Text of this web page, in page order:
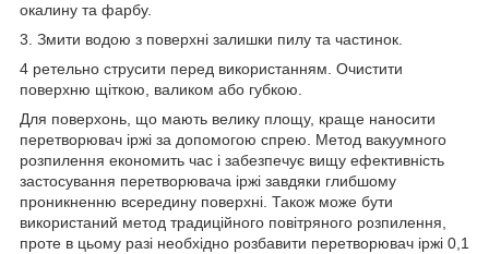
окалину та фарбу.
3. Змити водою з поверхні залишки пилу та частинок.
4 ретельно струсити перед використанням. Очистити
поверхню щіткою, валиком або губкою.
Для поверхонь, що мають велику площу, краще наносити
перетворювач іржі за допомогою спрею. Метод вакуумного
розпилення економить час і забезпечує вищу ефективність
застосування перетворювача іржі завдяки глибшому
проникненню всередину поверхні. Також може бути
використаний метод традиційного повітряного розпилення,
проте в цьому разі необхідно розбавити перетворювач іржі 0,1